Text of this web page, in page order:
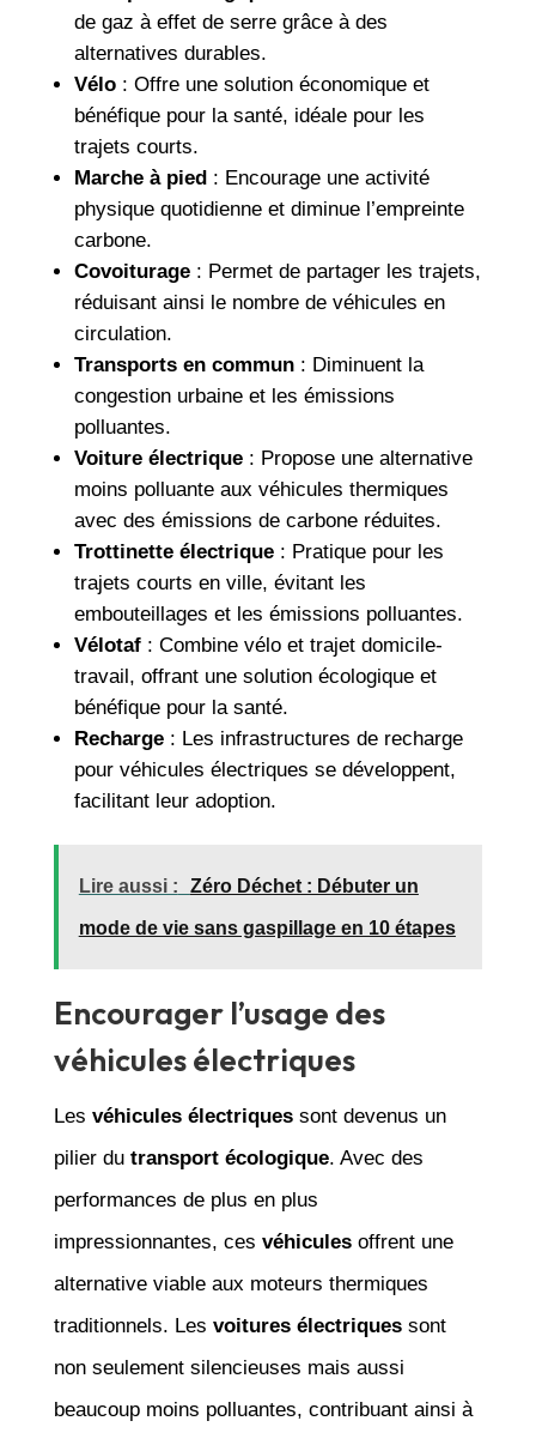
de gaz à effet de serre grâce à des
alternatives durables.
Vélo: Offre une solution économique et
bénéfique pour la santé, idéale pour les
trajets courts.
Marche à pied: Encourage une activité
physique quotidienne et diminue l’empreinte
carbone.
Covoiturage: Permet de partager les trajets,
réduisant ainsi le nombre de véhicules en
circulation.
Transports en commun: Diminuent la
congestion urbaine et les émissions
polluantes.
Voiture électrique: Propose une alternative
moins polluante aux véhicules thermiques
avec des émissions de carbone réduites.
Trottinette électrique: Pratique pour les
trajets courts en ville, évitant les
embouteillages et les émissions polluantes.
Vélotaf: Combine vélo et trajet domicile-
travail, offrant une solution écologique et
bénéfique pour la santé.
Recharge: Les infrastructures de recharge
pour véhicules électriques se développent,
facilitant leur adoption.
Lire aussi : Zéro Déchet : Débuter un
mode de vie sans gaspillage en 10 étapes
Encourager l’usage des
véhicules électriques
Les véhicules électriquessont devenus un
pilier du transport écologique. Avec des
performances de plus en plus
impressionnantes, ces véhiculesoffrent une
alternative viable aux moteurs thermiques
traditionnels. Les voitures électriquessont
non seulement silencieuses mais aussi
beaucoup moins polluantes, contribuant ainsi à